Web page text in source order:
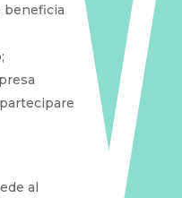
beneficia
al